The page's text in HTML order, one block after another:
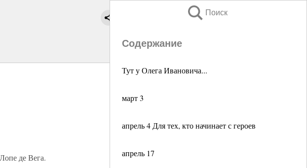
Поиск
Содержание
Тут у Олега Ивановича...
март 3
апрель 4 Для тех, кто начинает с героев
апрель 17
де Вега.